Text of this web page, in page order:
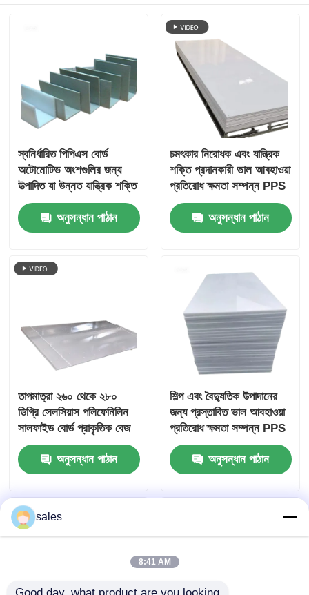
স্বনির্ধারিত পিপিএস বোর্ড
অটোমোটিভ অংশগুলির জন্য
উত্পাদিত যা উন্নত যান্ত্রিক শক্তি
এবং তাপ প্রতিরোধের সরবরাহ
করে
অনুসন্ধান পাঠান
চমৎকার নিরোধক এবং যান্ত্রিক
শক্তি প্রদানকারী ভাল আবহাওয়া
প্রতিরোধ ক্ষমতা সম্পন্ন PPS
বোর্ড কাস্টমাইজড বৈদ্যুতিক
উপাদান
অনুসন্ধান পাঠান
তাপমাত্রা ২৬০ থেকে ২৮০
ডিগ্রি সেলসিয়াস পলিফেনিলিন
সালফাইড বোর্ড প্রাকৃতিক বেজ
হালকা বাদামী রঙের অগ্নি
প্রতিরোধী প্লাস্টিকের শীট
অনুসন্ধান পাঠান
শিল্প এবং বৈদ্যুতিক উপাদানের
জন্য প্রস্তাবিত ভাল আবহাওয়া
প্রতিরোধ ক্ষমতা সম্পন্ন PPS
বোর্ড কাস্টমাইজড UL94 V0
দাহ্যতা রেটিংঅনুসন্ধান পাঠান
sales
8:41 AM